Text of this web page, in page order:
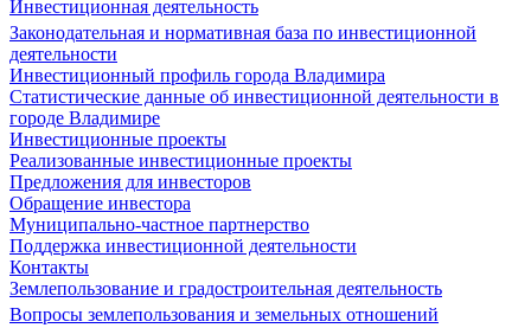
Инвестиционная деятельность
Законодательная и нормативная база по инвестиционной
деятельности
Инвестиционный профиль города Владимира
Статистические данные об инвестиционной деятельности в
городе Владимире
Инвестиционные проекты
Реализованные инвестиционные проекты
Предложения для инвесторов
Обращение инвестора
Муниципально-частное партнерство
Поддержка инвестиционной деятельности
Контакты
Землепользование и градостроительная деятельность
Вопросы землепользования и земельных отношений